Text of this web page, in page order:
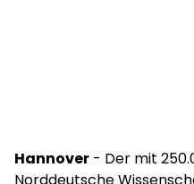
Hannover - Der mit